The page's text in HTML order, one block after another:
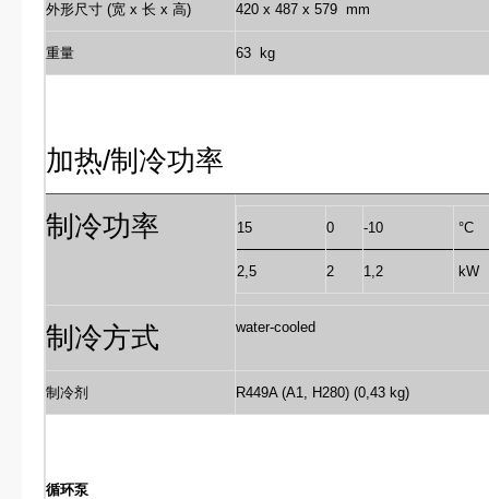
外形尺寸 (宽 x 长 x 高) 420 x 487 x 579 mm
重量 63 kg
加热/制冷功率
制冷功率
15 0 -10 °C
2,5 2 1,2 kW
制冷方式 water-cooled
制冷剂 R449A (A1, H280) (0,43 kg)
循环泵